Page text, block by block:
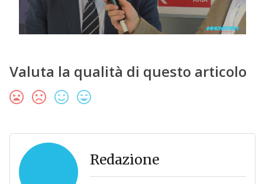
Valuta la qualità di questo articolo
Redazione